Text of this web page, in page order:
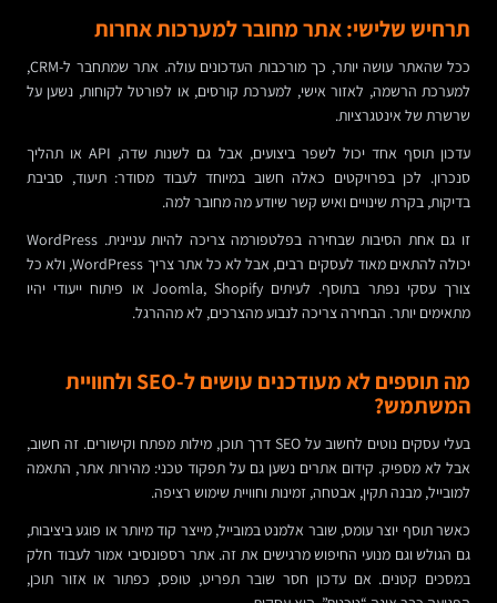
תרחיש שלישי: אתר מחובר למערכות אחרות
ככל שהאתר עושה יותר, כך מורכבות העדכונים עולה. אתר שמתחבר ל-CRM,
למערכת הרשמה, לאזור אישי, למערכת קורסים, או לפורטל לקוחות, נשען על
שרשרת של אינטגרציות.
עדכון תוסף אחד יכול לשפר ביצועים, אבל גם לשנות שדה, API או תהליך
סנכרון. לכן בפרויקטים כאלה חשוב במיוחד לעבוד מסודר: תיעוד, סביבת
בדיקות, בקרת שינויים ואיש קשר שיודע מה מחובר למה.
זו גם אחת הסיבות שבחירה בפלטפורמה צריכה להיות עניינית. WordPress
יכולה להתאים מאוד לעסקים רבים, אבל לא כל אתר צריך WordPress, ולא כל
צורך עסקי נפתר בתוסף. לעיתים Joomla, Shopify או פיתוח ייעודי יהיו
מתאימים יותר. הבחירה צריכה לנבוע מהצרכים, לא מההרגל.
מה תוספים לא מעודכנים עושים ל-SEO ולחוויית
המשתמש?
בעלי עסקים נוטים לחשוב על SEO דרך תוכן, מילות מפתח וקישורים. זה חשוב,
אבל לא מספיק. קידום אתרים נשען גם על תפקוד טכני: מהירות אתר, התאמה
למובייל, מבנה תקין, אבטחה, זמינות וחוויית שימוש רציפה.
כאשר תוסף יוצר עומס, שובר אלמנט במובייל, מייצר קוד מיותר או פוגע ביציבות,
גם הגולש וגם מנועי החיפוש מרגישים את זה. אתר רספונסיבי אמור לעבוד חלק
במסכים קטנים. אם עדכון חסר שובר תפריט, טופס, כפתור או אזור תוכן,